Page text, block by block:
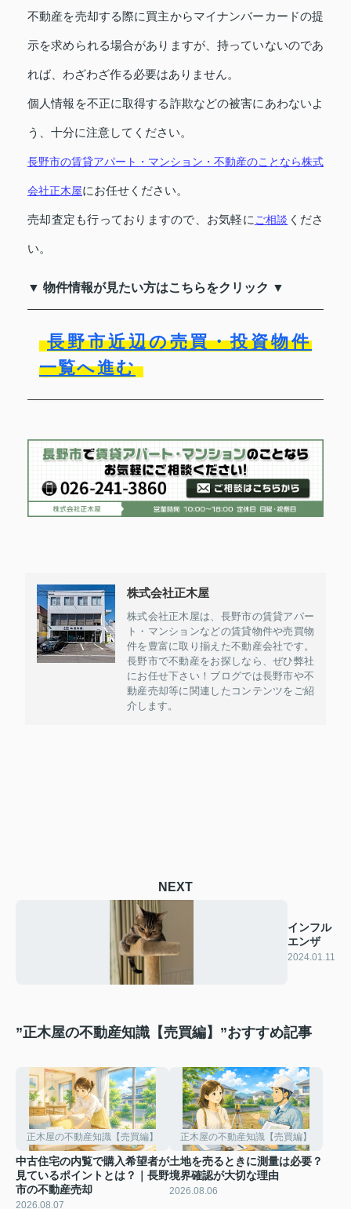
不動産を売却する際に買主からマイナンバーカードの提
示を求められる場合がありますが、持っていないのであ
れば、わざわざ作る必要はありません。
個人情報を不正に取得する詐欺などの被害にあわないよ
う、十分に注意してください。
長野市の賃貸アパート・マンション・不動産のことなら株式
会社正木屋にお任せください。
売却査定も行っておりますので、お気軽にご相談 くださ
い。
▼ 物件情報が見たい方はこちらをクリック ▼
長野市近辺の売買・投資物件
一覧へ進む
株式会社正木屋
株式会社正木屋は、長野市の賃貸アパー
ト・マンションなどの賃貸物件や売買物
件を豊富に取り揃えた不動産会社です。
長野市で不動産をお探しなら、ぜひ弊社
にお任せ下さい！ブログでは長野市や不
動産売却等に関連したコンテンツをご紹
介します。
NEXT
インフル
エンザ
2024.01.11
”正木屋の不動産知識【売買編】”おすすめ記事
正木屋の不動産知識【売買編】
中古住宅の内覧で購入希望者が
見ているポイントとは？｜長野
市の不動産売却
2026.08.07
正木屋の不動産知識【売買編】
土地を売るときに測量は必要？
境界確認が大切な理由
2026.08.06